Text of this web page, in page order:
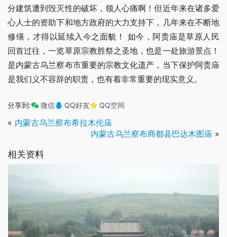
分建筑遭到毁灭性的破坏，领人心痛啊！但近年来在诸多爱
心人士的资助下和地方政府的大力支持下，几年来在不断地
修缮，才得以延续入今之面貌！ 如今，阿贵庙是草原人民
回首过往，一览草原宗教胜祭之圣地，也是一处旅游景点！
是内蒙古乌兰察布市重要的宗教文化遗产，当下保护阿贵庙
是我们义不容辞的职责，也有着非常重要的现实意义。
分享到: 微信 QQ好友 QQ空间
« 内蒙古乌兰察布希拉木伦庙
内蒙古乌兰察布商都县巴达木图庙 »
相关资料